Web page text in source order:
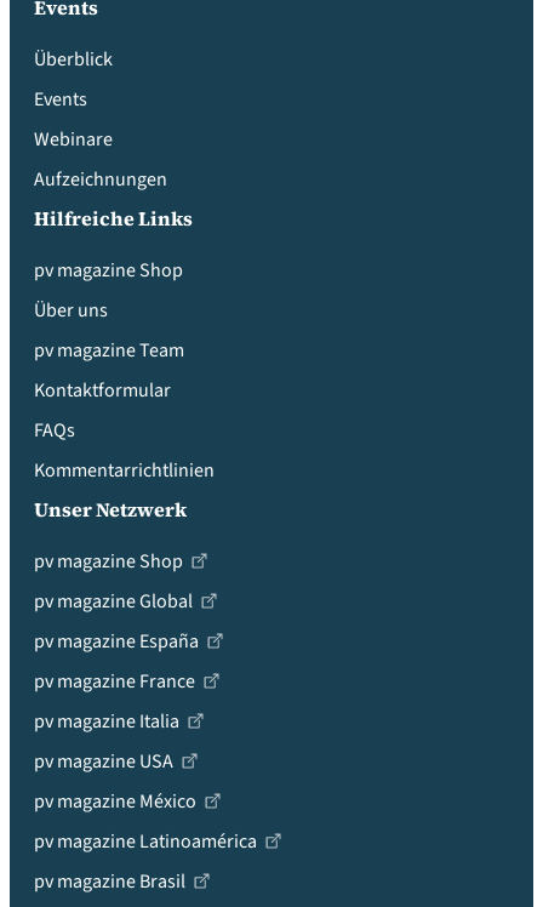
Events
Überblick
Events
Webinare
Aufzeichnungen
Hilfreiche Links
pv magazine Shop
Über uns
pv magazine Team
Kontaktformular
FAQs
Kommentarrichtlinien
Unser Netzwerk
pv magazine Shop
pv magazine Global
pv magazine España
pv magazine France
pv magazine Italia
pv magazine USA
pv magazine México
pv magazine Latinoamérica
pv magazine Brasil